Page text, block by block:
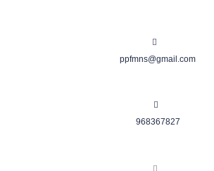
ppfmns@gmail.com
968367827